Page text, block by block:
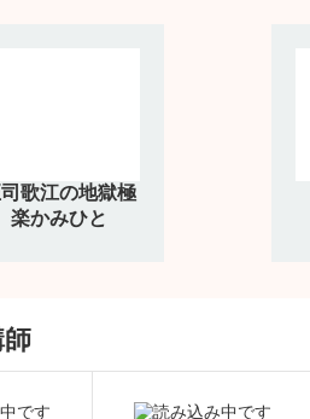
歌江の地獄極
楽かみひと